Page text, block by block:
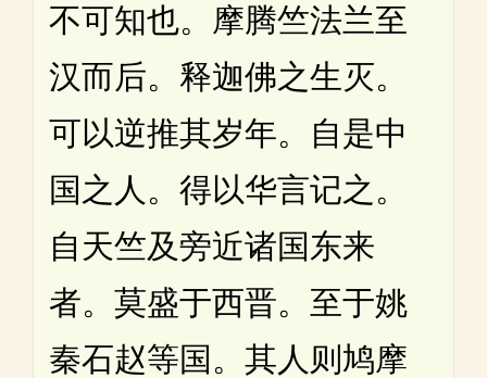
不可知也。摩腾竺法兰至
汉而后。释迦佛之生灭。
可以逆推其岁年。自是中
国之人。得以华言记之。
自天竺及旁近诸国东来
者。莫盛于西晋。至于姚
秦石赵等国。其人则鸠摩